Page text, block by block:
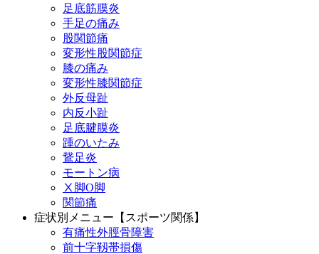
足底筋膜炎
手足の痛み
股関節痛
変形性股関節症
膝の痛み
変形性膝関節症
外反母趾
内反小趾
足底腱膜炎
踵のいたみ
鵞足炎
モートン病
Ⅹ脚O脚
関節痛
症状別メニュー【スポーツ関係】
有痛性外脛骨障害
前十字靱帯損傷